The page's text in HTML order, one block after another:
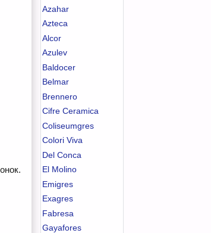
Azahar
Azteca
Alcor
Azulev
Baldocer
Belmar
Brennero
Cifre Ceramica
Coliseumgres
Colori Viva
Del Conca
El Molino
Emigres
Exagres
Fabresa
Gayafores